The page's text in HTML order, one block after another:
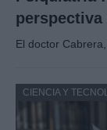
El doctor
CIENCIA Y